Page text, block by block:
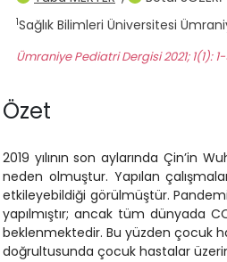
1Sağlık Bilimleri Üniversitesi
Ümraniye Pediatri Dergisi 2021; 1(1):
Özet
2019 yılının son aylarında Çin’in
neden olmuştur. Yapılan
etkileyebildiği görülmüştür.
yapılmıştır; ancak tüm dünyada
beklenmektedir. Bu yüzden çocuk
doğrultusunda çocuk hastalar